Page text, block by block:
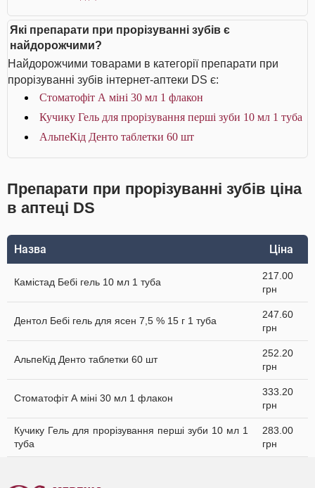
Які препарати при прорізуванні зубів є
найдорожчими?
Найдорожчими товарами в категорії препарати при
прорізуванні зубів інтернет-аптеки DS є:
Стоматофіт А міні 30 мл 1 флакон
Кучику Гель для прорізування перші зуби 10 мл 1 туба
АльпеКід Денто таблетки 60 шт
Препарати при прорізуванні зубів ціна
в аптеці DS
Назва Ціна
Камістад Бебі гель 10 мл 1 туба
217.00
грн
Дентол Бебі гель для ясен 7,5 % 15 г 1 туба
247.60
грн
АльпеКід Денто таблетки 60 шт
252.20
грн
Стоматофіт А міні 30 мл 1 флакон
333.20
грн
Кучику Гель для прорізування перші зуби 10 мл 1
туба
283.00
грн